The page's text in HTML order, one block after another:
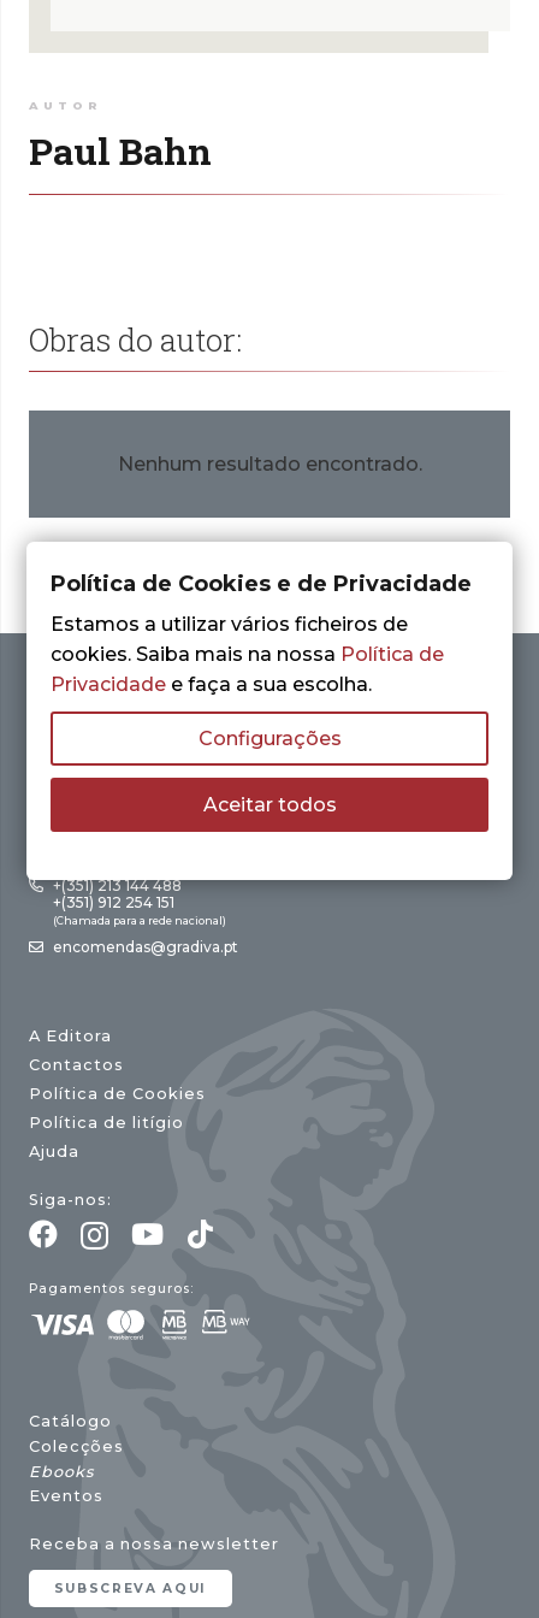
AUTOR
Paul Bahn
Obras do autor:
Nenhum resultado encontrado.
+(351) 213 144 488
+(351) 912 254 151
(Chamada para a rede nacional)
encomendas@gradiva.pt
A Editora
Contactos
Política de Cookies
Política de litígio
Ajuda
Siga-nos:
Pagamentos seguros:
Catálogo
Colecções
Ebooks
Eventos
Receba a nossa newsletter
SUBSCREVA AQUI
Política de Cookies e de Privacidade
Estamos a utilizar vários ficheiros de
cookies. Saiba mais na nossa Política de
Privacidade e faça a sua escolha.
Configurações
Aceitar todos